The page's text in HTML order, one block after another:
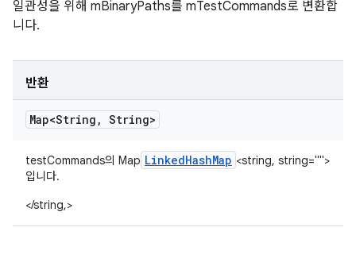
일관성을 위해 mBinaryPaths를 mTestCommands로 변환합
니다.
반환
Map<String , String>
testCommands의 Map LinkedHashMap <string, string="">
입니다.
</string,>